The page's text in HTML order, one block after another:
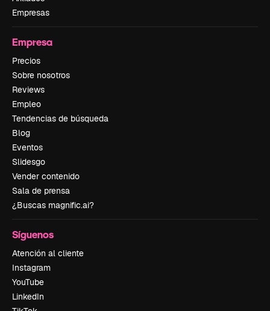
Empresas
Empresa
Precios
Sobre nosotros
Reviews
Empleo
Tendencias de búsqueda
Blog
Eventos
Slidesgo
Vender contenido
Sala de prensa
¿Buscas magnific.ai?
Síguenos
Atención al cliente
Instagram
YouTube
LinkedIn